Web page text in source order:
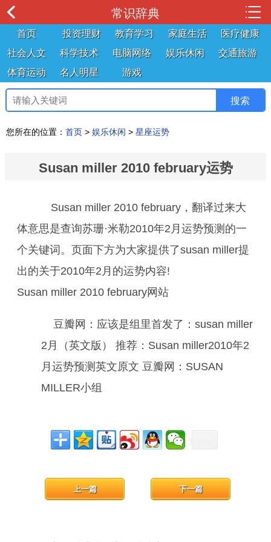
常识辞典
首页 投资理财 教育学习 家庭生活
医疗健康
社会人文
科学技术 电脑网络 娱乐休闲
交通旅游
体育运动
名人明星 游戏
您所在的位置： 首页 > 娱乐休闲 > 星座运势
Susan miller 2010 february运势
Susan miller 2010 february，翻译过来大
体意思是查询苏珊·米勒2010年2月运势预测的一
个关键词。页面下方为大家提供了susan miller提
出的关于2010年2月的运势内容!
Susan miller 2010 february网站
豆瓣网：应该是组里首发了：susan miller
2月（英文版） 推荐：Susan miller2010年2
月运势预测英文原文 豆瓣网：SUSAN
MILLER小组
下一篇
上一篇